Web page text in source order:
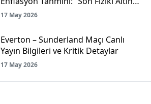
Nesliyiz!”
17 May 2026
Everton – Sunderland Maçı Canlı
Yayın Bilgileri ve Kritik Detaylar
17 May 2026